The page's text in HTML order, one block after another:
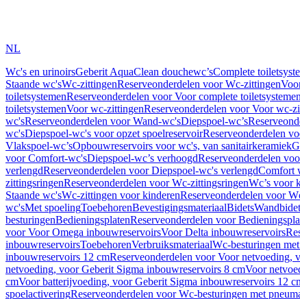
NL
Wc's en urinoirsGeberit AquaClean douchewc’sComplete
Staande wc'sWc-zittingenReserveonderdelen voor Wc-zittingen
toiletsystemenReserveonderdelen voor Voor complete toiletsystemen
toiletsystemenVoor wc-zittingenReserveonderdelen voor Voor wc-
wc'sReserveonderdelen voor Wand-wc'sDiepspoel-wc’s
wc'sDiepspoel-wc's voor opzet spoelreservoirReserveonderdelen
Vlakspoel-wc’sOpbouwreservoirs voor wc's, van sanitairkeramiek
voor Comfort-wc'sDiepspoel-wc’s verhoogdReserveonderdelen
verlengdReserveonderdelen voor Diepspoel-wc's verlengdComfort
zittingsringenReserveonderdelen voor Wc-zittingsringenWc’s voor
Staande wc'sWc-zittingen voor kinderenReserveonderdelen voor
wc'sMet spoelingToebehorenBevestigingsmateriaalBidets
besturingenBedieningsplatenReserveonderdelen voor
voor Voor Omega inbouwreservoirsVoor Delta inbouwreservoirs
inbouwreservoirsToebehorenVerbruiksmateriaalWc-besturingen
inbouwreservoirs 12 cmReserveonderdelen voor Voor netvoeding,
netvoeding, voor Geberit Sigma inbouwreservoirs 8 cmVoor
cmVoor batterijvoeding, voor Geberit Sigma inbouwreservoirs 12
spoelactiveringReserveonderdelen voor Wc-besturingen met